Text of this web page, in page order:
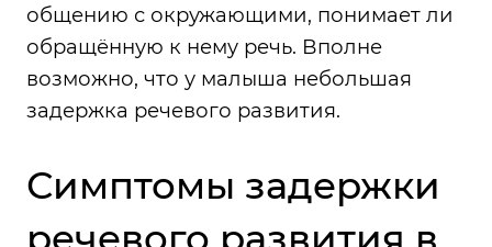
общению с окружающими, понимает ли
обращённую к нему речь. Вполне
возможно, что у малыша небольшая
задержка речевого развития.
Симптомы задержки